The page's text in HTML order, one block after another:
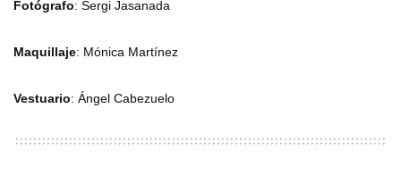
Fotógrafo: Sergi Jasanada
Maquillaje: Mónica Martínez
Vestuario: Ángel Cabezuelo